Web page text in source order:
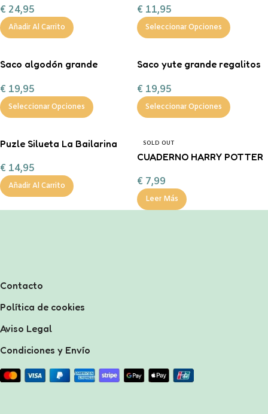
€ 24,95
Añadir Al Carrito
€ 11,95
Seleccionar Opciones
Saco algodón grande
Magos”
€ 19,95
Seleccionar Opciones
Saco yute grande regalitos
€ 19,95
Seleccionar Opciones
Puzle Silueta La Bailarina
€ 14,95
Añadir Al Carrito
SOLD OUT
CUADERNO HARRY POTTER
€ 7,99
Leer Más
Contacto
Política de cookies
Aviso Legal
Condiciones y Envío